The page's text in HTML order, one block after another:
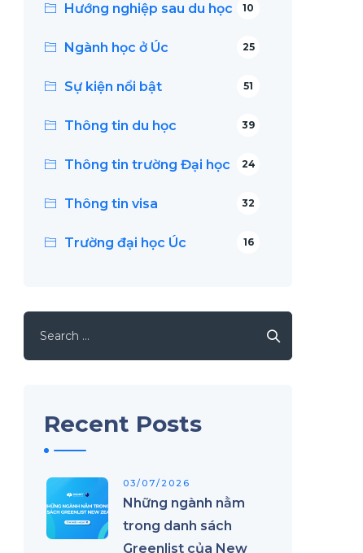
Hướng nghiệp sau du học 10
Ngành học ở Úc 25
Sự kiện nổi bật 51
Thông tin du học 39
Thông tin trường Đại học 24
Thông tin visa 32
Trường đại học Úc 16
for:
Recent Posts
03/07/2026
Những ngành nằm
trong danh sách
Greenlist của New